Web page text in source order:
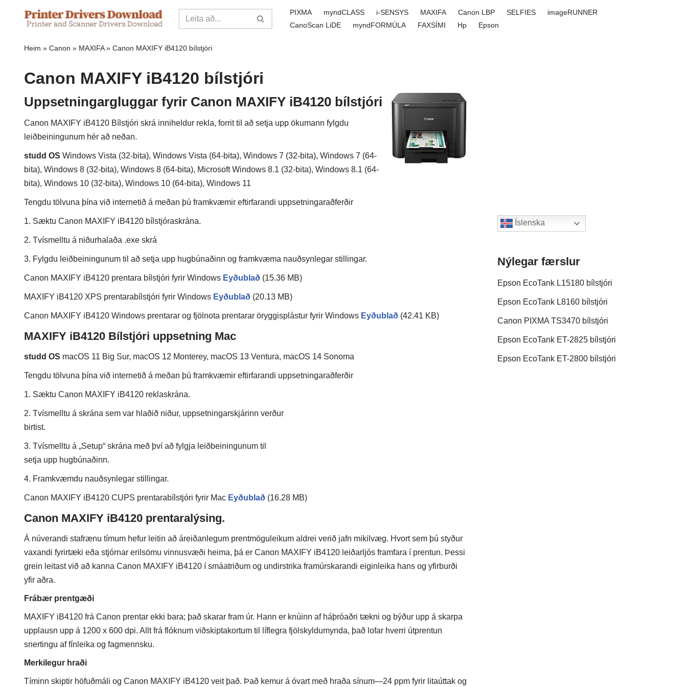
Sleppa
PIXMA myndCLASS i-SENSYS MAXIFA Canon LBP SELFIES
imageRUNNER
CanoScan LiDE
myndFORMÚLA FAXSÍMI Hp Epson
Heim » Canon » MAXIFA» Canon MAXIFY iB4120 bílstjóri
Canon MAXIFY iB4120 bílstjóri
Uppsetningargluggar fyrir Canon MAXIFY iB4120 bílstjóri
Canon MAXIFY iB4120 Bílstjóri skrá inniheldur rekla, forrit til að setja upp ökumann fylgdu
leiðbeiningunum hér að neðan.
studd OS Windows Vista (32-bita), Windows Vista (64-bita), Windows 7 (32-bita), Windows 7 (64-
bita), Windows 8 (32-bita), Windows 8 (64-bita), Microsoft Windows 8.1 (32-bita), Windows 8.1 (64-
bita), Windows 10 (32-bita), Windows 10 (64-bita), Windows 11
Tengdu tölvuna þína við internetið á meðan þú framkvæmir eftirfarandi uppsetningaraðferðir
1. Sæktu Canon MAXIFY iB4120 bílstjóraskrána.
2. Tvísmelltu á niðurhalaða .exe skrá
3. Fylgdu leiðbeiningunum til að setja upp hugbúnaðinn og framkvæma nauðsynlegar stillingar.
Canon MAXIFY iB4120 prentara bílstjóri fyrir Windows Eyðublað (15.36 MB)
MAXIFY iB4120 XPS prentarabílstjóri fyrir Windows Eyðublað (20.13 MB)
Canon MAXIFY iB4120 Windows prentarar og fjölnota prentarar öryggisplástur fyrir Windows Eyðublað (42.41 KB)
MAXIFY iB4120 Bílstjóri uppsetning Mac
studd OS macOS 11 Big Sur, macOS 12 Monterey, macOS 13 Ventura, macOS 14 Sonoma
Tengdu tölvuna þína við internetið á meðan þú framkvæmir eftirfarandi uppsetningaraðferðir
1. Sæktu Canon MAXIFY iB4120 reklaskrána.
2. Tvísmelltu á skrána sem var hlaðið niður, uppsetningarskjárinn verður
birtist.
3. Tvísmelltu á „Setup“ skrána með því að fylgja leiðbeiningunum til
setja upp hugbúnaðinn.
4. Framkvæmdu nauðsynlegar stillingar.
Canon MAXIFY iB4120 CUPS prentarabílstjóri fyrir Mac Eyðublað (16.28 MB)
Canon MAXIFY iB4120 prentaralýsing.
Á núverandi stafrænu tímum hefur leitin að áreiðanlegum prentmöguleikum aldrei verið jafn mikilvæg. Hvort sem þú styður
vaxandi fyrirtæki eða stjórnar erilsömu vinnusvæði heima, þá er Canon MAXIFY iB4120 leiðarljós framfara í prentun. Þessi
grein leitast við að kanna Canon MAXIFY iB4120 í smáatriðum og undirstrika framúrskarandi eiginleika hans og yfirburði
yfir aðra.
Frábær prentgæði
MAXIFY iB4120 frá Canon prentar ekki bara; það skarar fram úr. Hann er knúinn af háþróaðri tækni og býður upp á skarpa
upplausn upp á 1200 x 600 dpi. Allt frá flóknum viðskiptakortum til líflegra fjölskyldumynda, það lofar hverri útprentun
snertingu af fínleika og fagmennsku.
Merkilegur hraði
Tíminn skiptir höfuðmáli og Canon MAXIFY iB4120 veit það. Það kemur á óvart með hraða sínum—24 ppm fyrir litaúttak og
Íslenska
Nýlegar færslur
Epson EcoTank L15180 bílstjóri
Epson EcoTank L8160 bílstjóri
Canon PIXMA TS3470 bílstjóri
Epson EcoTank ET-2825 bílstjóri
Epson EcoTank ET-2800 bílstjóri